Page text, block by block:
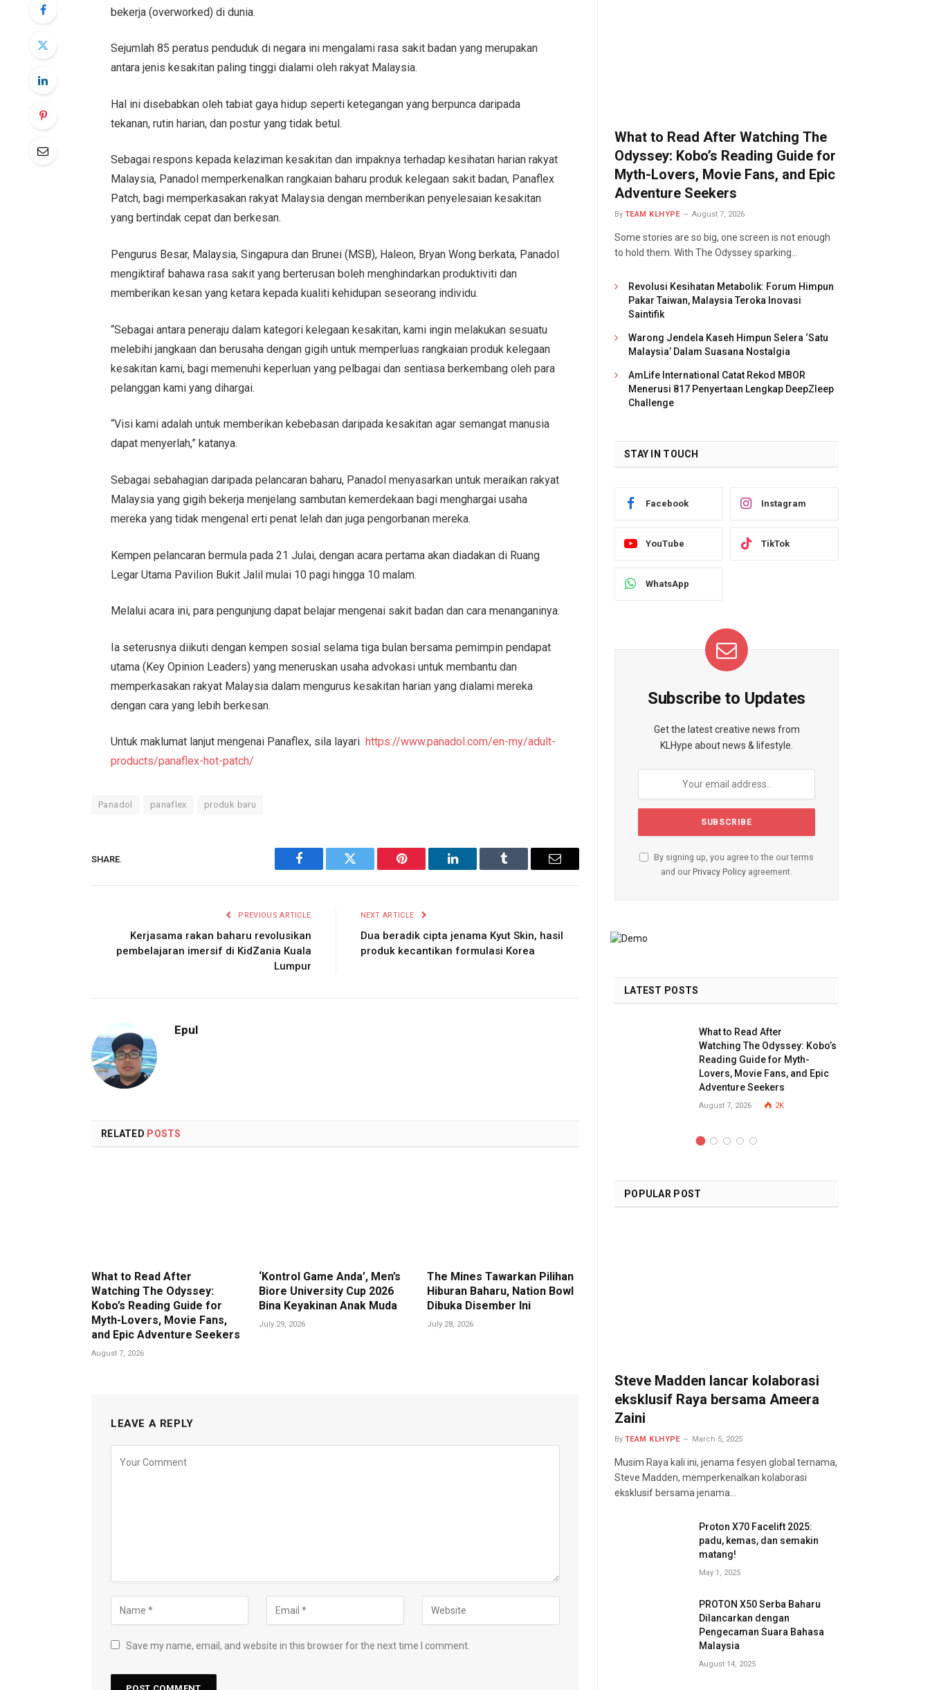
bekerja (overworked) di dunia.
Sejumlah 85 peratus penduduk di negara ini mengalami rasa sakit badan yang merupakan
antara jenis kesakitan paling tinggi dialami oleh rakyat Malaysia.
Hal ini disebabkan oleh tabiat gaya hidup seperti ketegangan yang berpunca daripada
tekanan, rutin harian, dan postur yang tidak betul.
Sebagai respons kepada kelaziman kesakitan dan impaknya terhadap kesihatan harian rakyat
Malaysia, Panadol memperkenalkan rangkaian baharu produk kelegaan sakit badan, Panaflex
Patch, bagi memperkasakan rakyat Malaysia dengan memberikan penyelesaian kesakitan
yang bertindak cepat dan berkesan.
Pengurus Besar, Malaysia, Singapura dan Brunei (MSB), Haleon, Bryan Wong berkata, Panadol
mengiktiraf bahawa rasa sakit yang berterusan boleh menghindarkan produktiviti dan
memberikan kesan yang ketara kepada kualiti kehidupan seseorang individu.
“Sebagai antara peneraju dalam kategori kelegaan kesakitan, kami ingin melakukan sesuatu
melebihi jangkaan dan berusaha dengan gigih untuk memperluas rangkaian produk kelegaan
kesakitan kami, bagi memenuhi keperluan yang pelbagai dan sentiasa berkembang oleh para
pelanggan kami yang dihargai.
“Visi kami adalah untuk memberikan kebebasan daripada kesakitan agar semangat manusia
dapat menyerlah,” katanya.
Sebagai sebahagian daripada pelancaran baharu, Panadol menyasarkan untuk meraikan rakyat
Malaysia yang gigih bekerja menjelang sambutan kemerdekaan bagi menghargai usaha
mereka yang tidak mengenal erti penat lelah dan juga pengorbanan mereka.
Kempen pelancaran bermula pada 21 Julai, dengan acara pertama akan diadakan di Ruang
Legar Utama Pavilion Bukit Jalil mulai 10 pagi hingga 10 malam.
Melalui acara ini, para pengunjung dapat belajar mengenai sakit badan dan cara menanganinya.
Ia seterusnya diikuti dengan kempen sosial selama tiga bulan bersama pemimpin pendapat
utama (Key Opinion Leaders) yang meneruskan usaha advokasi untuk membantu dan
memperkasakan rakyat Malaysia dalam mengurus kesakitan harian yang dialami mereka
dengan cara yang lebih berkesan.
Untuk maklumat lanjut mengenai Panaflex, sila layari https://www.panadol.com/en-my/adult-
products/panaflex-hot-patch/
Panadol panaflex produk baru
SHARE.
Facebook Twitter Pinterest LinkedIn Tumblr Email
PREVIOUS ARTICLE
Kerjasama rakan baharu revolusikan
pembelajaran imersif di KidZania Kuala
Lumpur
NEXT ARTICLE
Dua beradik cipta jenama Kyut Skin, hasil
produk kecantikan formulasi Korea
Epul
RELATED POSTS
What to Read After
Watching The Odyssey:
Kobo’s Reading Guide for
Myth-Lovers, Movie Fans,
and Epic Adventure Seekers
August 7, 2026
‘Kontrol Game Anda’, Men’s
Biore University Cup 2026
Bina Keyakinan Anak Muda
July 29, 2026
The Mines Tawarkan Pilihan
Hiburan Baharu, Nation Bowl
Dibuka Disember Ini
July 28, 2026
LEAVE A REPLY
Save my name, email, and website in this browser for the next time I comment.
What to Read After Watching The
Odyssey: Kobo’s Reading Guide for
Myth-Lovers, Movie Fans, and Epic
Adventure Seekers
By TEAM KLHYPE August 7, 2026
Some stories are so big, one screen is not enough
to hold them. With The Odyssey sparking…
Revolusi Kesihatan Metabolik: Forum Himpun
Pakar Taiwan, Malaysia Teroka Inovasi
Saintifik
Warong Jendela Kaseh Himpun Selera ‘Satu
Malaysia’ Dalam Suasana Nostalgia
AmLife International Catat Rekod MBOR
Menerusi 817 Penyertaan Lengkap DeepZleep
Challenge
STAY IN TOUCH
Facebook Instagram
YouTube TikTok
WhatsApp
Subscribe to Updates
Get the latest creative news from
KLHype about news & lifestyle.
By signing up, you agree to the our terms
and our Privacy Policy agreement.
LATEST POSTS
What to Read After
Watching The Odyssey: Kobo’s
Reading Guide for Myth-
Lovers, Movie Fans, and Epic
Adventure Seekers
August 7, 2026 2K
POPULAR POST
Steve Madden lancar kolaborasi
eksklusif Raya bersama Ameera
Zaini
By TEAM KLHYPE March 5, 2025
Musim Raya kali ini, jenama fesyen global ternama,
Steve Madden, memperkenalkan kolaborasi
eksklusif bersama jenama…
Proton X70 Facelift 2025:
padu, kemas, dan semakin
matang!
May 1, 2025
PROTON X50 Serba Baharu
Dilancarkan dengan
Pengecaman Suara Bahasa
Malaysia
August 14, 2025